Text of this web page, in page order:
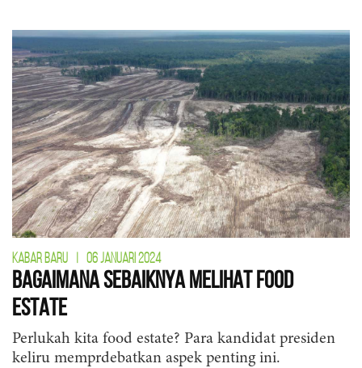
KABAR BARU 06 JANUARI 2024
Bagaimana Sebaiknya Melihat Food
Estate
Perlukah kita food estate? Para kandidat presiden
keliru memprdebatkan aspek penting ini.